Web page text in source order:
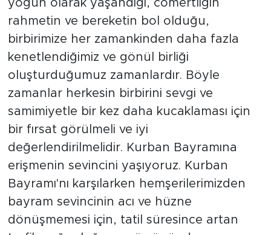
yoğun olarak yaşandığı, cömertliğin
rahmetin ve bereketin bol olduğu,
birbirimize her zamankinden daha fazla
kenetlendiğimiz ve gönül birliği
oluşturduğumuz zamanlardır. Böyle
zamanlar herkesin birbirini sevgi ve
samimiyetle bir kez daha kucaklaması için
bir fırsat görülmeli ve iyi
değerlendirilmelidir. Kurban Bayramına
erişmenin sevincini yaşıyoruz. Kurban
Bayramı'nı karşılarken hemşerilerimizden
bayram sevincinin acı ve hüzne
dönüşmemesi için, tatil süresince artan